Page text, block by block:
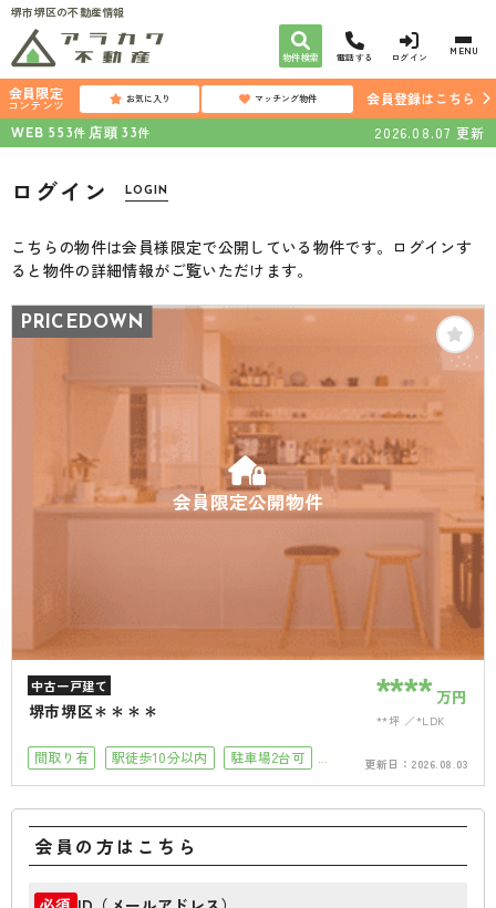
堺市堺区の不動産情報
物件検索 電話する ログイン MENU
会員限定
コンテンツ お気に入り マッチング物件
会員登録はこちら
WEB 553件 店頭 33件 2026.08.07 更新
ログイン LOGIN
こちらの物件は会員様限定で公開している物件です。ログインす
ると物件の詳細情報がご覧いただけます。
会員限定公開物件
PRICEDOWN
中古一戸建て
堺市堺区＊＊＊＊ ****万円
**坪 *LDK
間取り有 駅徒歩10分以内
駐車場2台可
更新日： 2026.08.03
会員の方はこちら